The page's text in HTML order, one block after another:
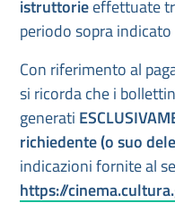
istruttorieeffettuate
periodo sopra
Con riferimento al
si ricorda che i
generati
richiedente (o suo
indicazioni fornite al
https://